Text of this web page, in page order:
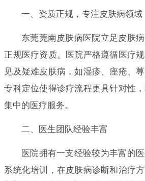
一、资质正规，专注皮肤病领域
东莞莞南皮肤病医院立足皮肤
正规医疗资质。医院严格遵循医疗
见及疑难皮肤病，如湿疹、痤疮、
专科定位使得诊疗流程更具针对性
集中的医疗服务。
二、医生团队经验丰富
医院拥有一支经验较为丰富的
系统化培训，在皮肤病诊断和治疗